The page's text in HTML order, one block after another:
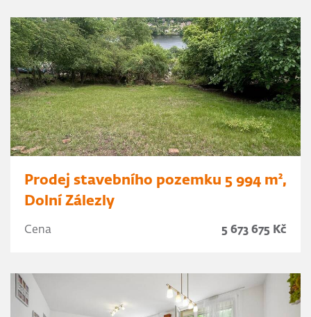
Prodej stavebního pozemku 5 994 m²,
Dolní Zálezly
Cena 5 673 675 Kč